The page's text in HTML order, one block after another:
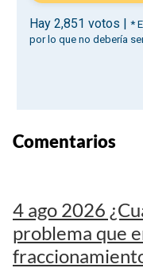
Comentarios
4 ago 2026
problema que